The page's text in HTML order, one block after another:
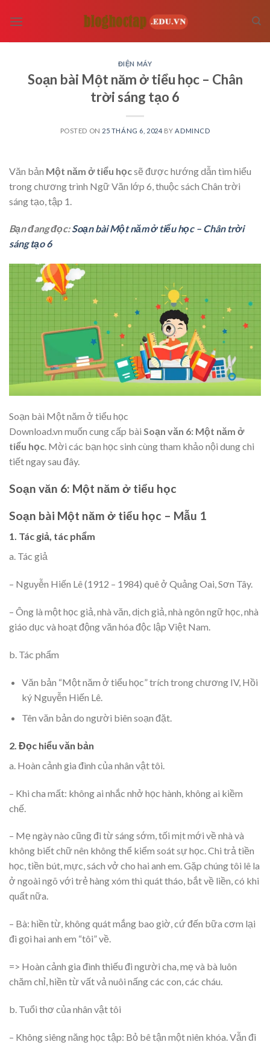
ĐIỆN MÁY
Soạn bài Một năm ở tiểu học – Chân
trời sáng tạo 6
POSTED ON 25 THÁNG 6, 2024 BY ADMINCD
Văn bản Một năm ở tiểu họcsẽ được hướng dẫn tìm hiểu
trong chương trình Ngữ Văn lớp 6, thuộc sách Chân trời
sáng tạo, tập 1.
Bạn đang đọc:Soạn bài Một năm ở tiểu học – Chân trời
sáng tạo 6
Soạn bài Một năm ở tiểu học
Download.vn muốn cung cấp bài Soạn văn 6: Một năm ở
tiểu học. Mời các bạn học sinh cùng tham khảo nội dung chi
tiết ngay sau đây.
Soạn văn 6: Một năm ở tiểu học
Soạn bài Một năm ở tiểu học – Mẫu 1
1. Tác giả, tác phẩm
a. Tác giả
– Nguyễn Hiến Lê (1912 – 1984) quê ở Quảng Oai, Sơn Tây.
– Ông là một học giả, nhà văn, dịch giả, nhà ngôn ngữ học, nhà
giáo dục và hoạt động văn hóa độc lập Việt Nam.
b. Tác phẩm
Văn bản “Một năm ở tiểu học” trích trong chương IV, Hồi
ký Nguyễn Hiến Lê.
Tên văn bản do người biên soạn đặt.
2. Đọc hiểu văn bản
a. Hoàn cảnh gia đình của nhân vật tôi.
– Khi cha mất: không ai nhắc nhở học hành, không ai kiềm
chế.
– Mẹ ngày nào cũng đi từ sáng sớm, tối mịt mới về nhà và
không biết chữ nên không thể kiểm soát sự học. Chi trả tiền
học, tiền bút, mực, sách vở cho hai anh em. Gặp chúng tôi lê la
ở ngoài ngõ với trẻ hàng xóm thì quát tháo, bắt về liền, có khi
quất nữa.
– Bà: hiền từ, không quát mắng bao giờ, cứ đến bữa cơm lại
đi gọi hai anh em “tôi” về.
=> Hoàn cảnh gia đình thiếu đi người cha, mẹ và bà luôn
chăm chỉ, hiền từ vất vả nuôi nấng các con, các cháu.
b. Tuổi thơ của nhân vật tôi
– Không siêng năng học tập: Bỏ bê tận một niên khóa. Vẫn đi